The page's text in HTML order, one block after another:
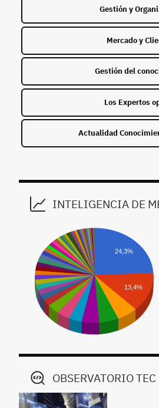
Gestión y
Mercado y
Gestión del
Los Expertos
Actualidad
INTELIGENCIA DE
24,3%
13,4%
OBSERVATORIO TEC